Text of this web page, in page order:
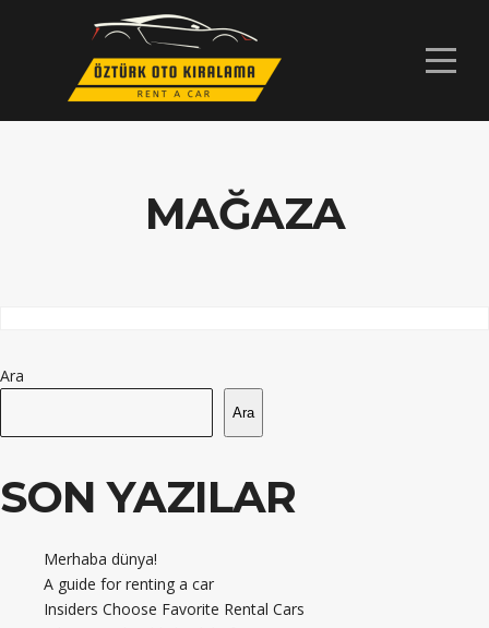
MAĞAZA
Ara
Ara
SON YAZILAR
Merhaba dünya!
A guide for renting a car
Insiders Choose Favorite Rental Cars